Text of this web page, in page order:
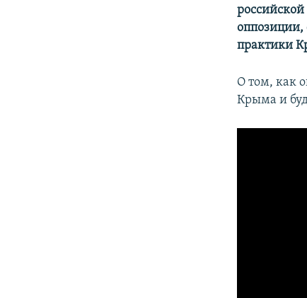
российской
оппозиции,
практики
О том, как
Крыма и